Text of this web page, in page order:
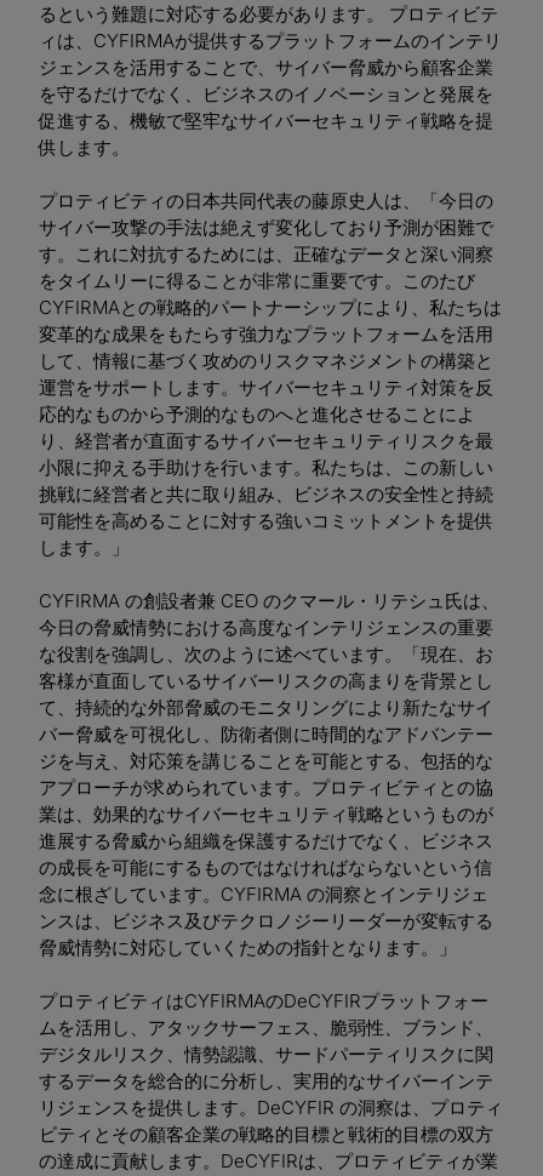
るという難題に対応する必要があります。 プロティビテ
ィは、CYFIRMAが提供するプラットフォームのインテリ
ジェンスを活用することで、サイバー脅威から顧客企業
を守るだけでなく、ビジネスのイノベーションと発展を
促進する、機敏で堅牢なサイバーセキュリティ戦略を提
供します。
プロティビティの日本共同代表の藤原史人は、「今日の
サイバー攻撃の手法は絶えず変化しており予測が困難で
す。これに対抗するためには、正確なデータと深い洞察
をタイムリーに得ることが非常に重要です。このたび
CYFIRMAとの戦略的パートナーシップにより、私たちは
変革的な成果をもたらす強力なプラットフォームを活用
して、情報に基づく攻めのリスクマネジメントの構築と
運営をサポートします。サイバーセキュリティ対策を反
応的なものから予測的なものへと進化させることによ
り、経営者が直面するサイバーセキュリティリスクを最
小限に抑える手助けを行います。私たちは、この新しい
挑戦に経営者と共に取り組み、ビジネスの安全性と持続
可能性を高めることに対する強いコミットメントを提供
します。」
CYFIRMA の創設者兼 CEO のクマール・リテシュ氏は、
今日の脅威情勢における高度なインテリジェンスの重要
な役割を強調し、次のように述べています。「現在、お
客様が直面しているサイバーリスクの高まりを背景とし
て、持続的な外部脅威のモニタリングにより新たなサイ
バー脅威を可視化し、防衛者側に時間的なアドバンテー
ジを与え、対応策を講じることを可能とする、包括的な
アプローチが求められています。プロティビティとの協
業は、効果的なサイバーセキュリティ戦略というものが
進展する脅威から組織を保護するだけでなく、ビジネス
の成長を可能にするものではなければならないという信
念に根ざしています。CYFIRMA の洞察とインテリジェ
ンスは、ビジネス及びテクロノジーリーダーが変転する
脅威情勢に対応していくための指針となります。」
プロティビティはCYFIRMAのDeCYFIRプラットフォー
ムを活用し、アタックサーフェス、脆弱性、ブランド、
デジタルリスク、情勢認識、サードパーティリスクに関
するデータを総合的に分析し、実用的なサイバーインテ
リジェンスを提供します。DeCYFIR の洞察は、プロティ
ビティとその顧客企業の戦略的目標と戦術的目標の双方
の達成に貢献します。DeCYFIRは、プロティビティが業